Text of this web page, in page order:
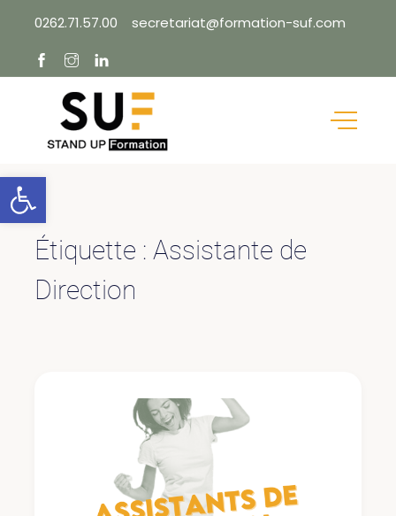
content
0262.71.57.00 secretariat@formation-suf.com
Étiquette : Assistante de
Direction
Ouvrir la barre d’outils